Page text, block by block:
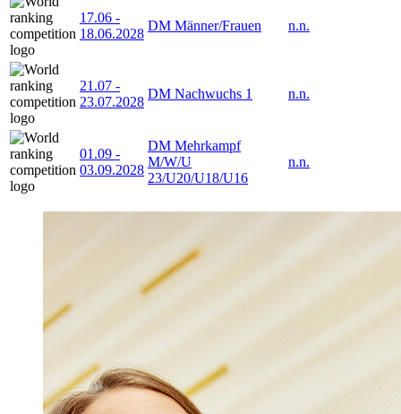
17.06 -
18.06.2028
DM Männer/Frauen n.n.
21.07 -
23.07.2028
DM Nachwuchs 1 n.n.
01.09 -
03.09.2028
DM Mehrkampf
M/W/U
23/U20/U18/U16
n.n.